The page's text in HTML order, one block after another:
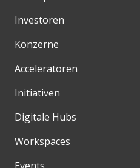
Investoren
Konzerne
Acceleratoren
Initiativen
Digitale Hubs
Workspaces